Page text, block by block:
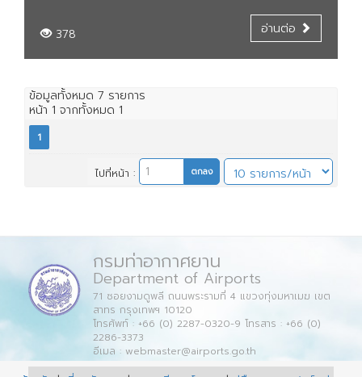
378 อ่านต่อ
ข้อมูลทั้งหมด 7 รายการ
หน้า 1 จากทั้งหมด 1
1
ไปที่หน้า :
กรมท่าอากาศยาน
Department of Airports
71 ซอยงามดูพลี ถนนพระรามที่ 4 แขวงทุ่งมหาเมฆ เขต
สาทร กรุงเทพฯ 10120
โทรศัพท์ : +66 (0) 2287-0320-9 โทรสาร : +66 (0)
2286-3373
อีเมล : webmaster@airports.go.th